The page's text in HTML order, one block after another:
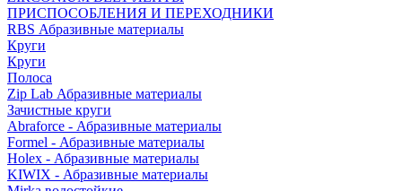
ПРИСПОСОБЛЕНИЯ И ПЕРЕХОДНИКИ
RBS Абразивные материалы
Круги
Круги
Полоса
Zip Lab Абразивные материалы
Зачистные круги
Abraforce - Абразивные материалы
Formel - Абразивные материалы
Holex - Абразивные материалы
KIWIX - Абразивные материалы